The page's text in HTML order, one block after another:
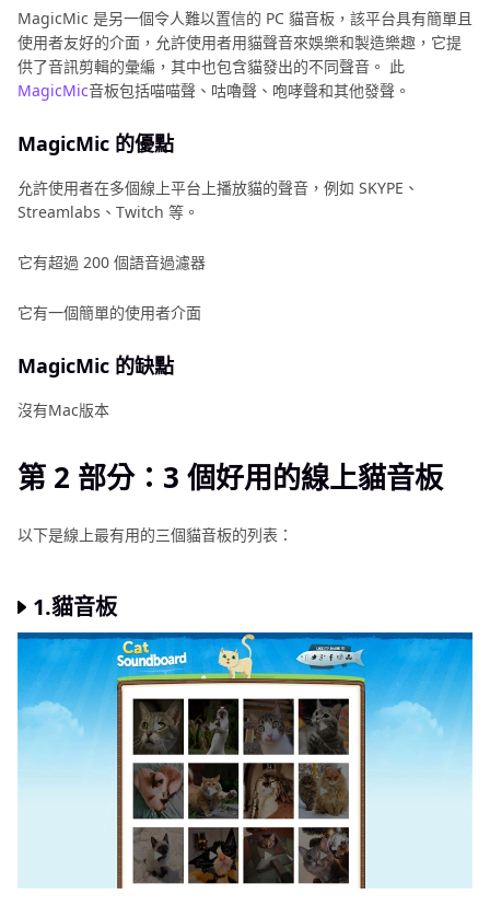
MagicMic 是另一個令人難以置信的 PC 貓音板，該平台具有簡單且
使用者友好的介面，允許使用者用貓聲音來娛樂和製造樂趣，它提
供了音訊剪輯的彙編，其中也包含貓發出的不同聲音。 此
MagicMic音板包括喵喵聲、咕嚕聲、咆哮聲和其他發聲。
MagicMic 的優點
允許使用者在多個線上平台上播放貓的聲音，例如 SKYPE、
Streamlabs、Twitch 等。
它有超過 200 個語音過濾器
它有一個簡單的使用者介面
MagicMic 的缺點
沒有Mac版本
第 2 部分：3 個好用的線上貓音板
以下是線上最有用的三個貓音板的列表：
1.貓音板